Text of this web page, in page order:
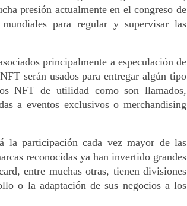
presión actualmente en el congreso de
para regular y supervisar las
principalmente a especulación de
serán usados para entregar algún tipo
NFT de utilidad como son llamados,
a eventos exclusivos o merchandising
la participación cada vez mayor de las
reconocidas ya han invertido grandes
entre muchas otras, tienen divisiones
o la adaptación de sus negocios a los